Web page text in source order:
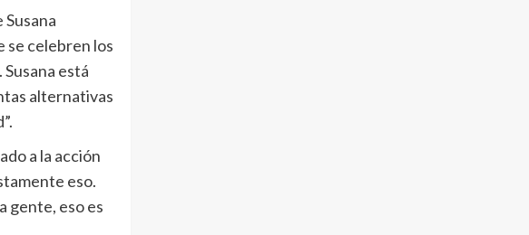
se celebren los
está
alternativas
a la acción
eso.
gente, eso es